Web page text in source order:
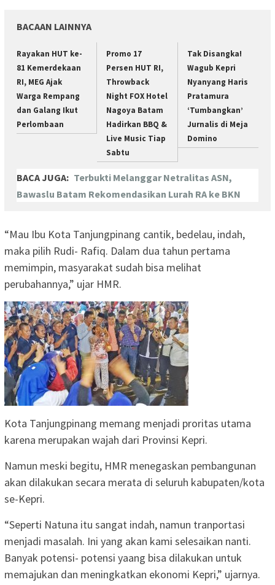
BACAAN LAINNYA
Rayakan HUT ke-
81 Kemerdekaan
RI, MEG Ajak
Warga Rempang
dan Galang Ikut
Perlombaan
Promo 17
Persen HUT RI,
Throwback
Night FOX Hotel
Nagoya Batam
Hadirkan BBQ &
Live Music Tiap
Sabtu
Tak Disangka!
Wagub Kepri
Nyanyang Haris
Pratamura
‘Tumbangkan’
Jurnalis di Meja
Domino
BACA JUGA: Terbukti Melanggar Netralitas ASN,
Bawaslu Batam Rekomendasikan Lurah RA ke BKN
“Mau Ibu Kota Tanjungpinang cantik, bedelau, indah,
maka pilih Rudi- Rafiq. Dalam dua tahun pertama
memimpin, masyarakat sudah bisa melihat
perubahannya,” ujar HMR.
Kota Tanjungpinang memang menjadi proritas utama
karena merupakan wajah dari Provinsi Kepri.
Namun meski begitu, HMR menegaskan pembangunan
akan dilakukan secara merata di seluruh kabupaten/kota
se-Kepri.
“Seperti Natuna itu sangat indah, namun tranportasi
menjadi masalah. Ini yang akan kami selesaikan nanti.
Banyak potensi- potensi yaang bisa dilakukan untuk
memajukan dan meningkatkan ekonomi Kepri,” ujarnya.